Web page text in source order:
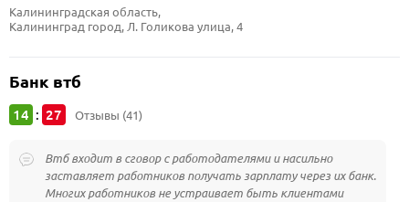
Калининградская область,
Калининград город, Л. Голикова улица, 4
Банк втб
14 : 27 Отзывы (41)
Втб входит в сговор с работодателями и насильно
заставляет работников получать зарплату через их банк.
Многих работников не устраивает быть клиентами